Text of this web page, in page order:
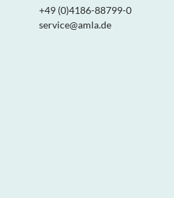
+49 (0)4186-88799-0
service@amla.de